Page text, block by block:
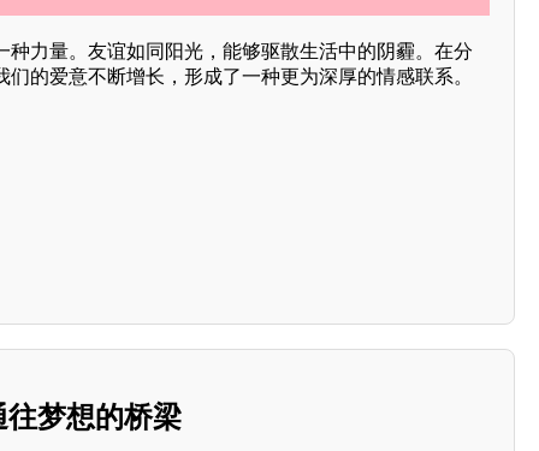
种力量。友谊如同阳光，能够驱散生活中的阴霾。在分
的爱意不断增长，形成了一种更为深厚的情感联系。
梦想的桥梁